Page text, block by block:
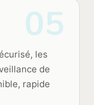
05
les
de
rapide